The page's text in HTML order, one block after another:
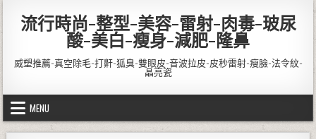
流行時尚-整型-美容-雷射-肉毒-玻尿
酸-美白-瘦身-減肥-隆鼻
威塑推薦-真空除毛-打鼾-狐臭-雙眼皮-音波拉皮-皮秒雷射-瘦臉-法令紋-
晶亮瓷
MENU